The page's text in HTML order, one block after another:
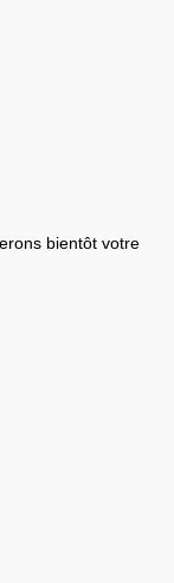
bientôt votre